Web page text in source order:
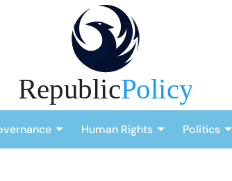
Human Rights Politics